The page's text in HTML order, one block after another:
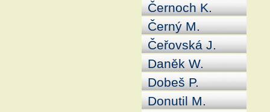
Černoch K.
Černý M.
Čeřovská J.
Daněk W.
Dobeš P.
Donutil M.